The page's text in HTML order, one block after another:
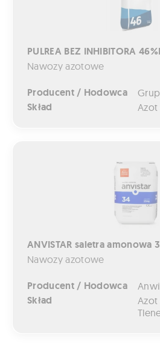
PULREA BEZ INHIBITORA
Nawozy azotowe
Producent / Hodowca
Skład
ANVISTAR saletra amonowa
Nawozy azotowe
Producent / Hodowca
Skład
Azot